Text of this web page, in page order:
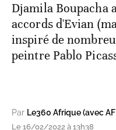
Djamila Boupacha
accords d'Evian
inspiré de
peintre Pablo
Par Le360 Afrique (avec
Le 16/02/2022 à 13h38